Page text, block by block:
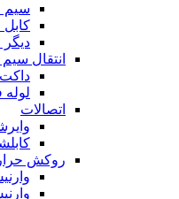
سیم
دیگر
انتقال
داکت
اتصالات
روکش